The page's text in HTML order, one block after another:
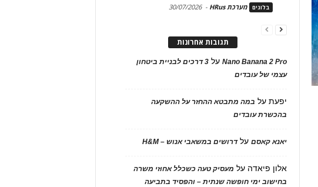
בלוגים מערכת HRus -
30/07/2026
תגובות אחרונות
Nano Banana 2 Proעל
3 דרכים לבניית ביטחון
עצמי של עובדים
יפעתעל במה מתבטא ההחזר על ההשקעה
בהכשרת עובדים
יאנא קאסםעלדרושים במשאבי אנוש – H&M
אלון פיאדה על מעסיק טעה כשכלל אחוזי משרה
בחישוב ימי חופשה שנתית – והפסיד בתביעה